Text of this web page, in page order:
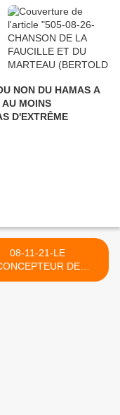
NON DU HAMAS A
MOINS
08-11-21-LE
DE
"STRIP